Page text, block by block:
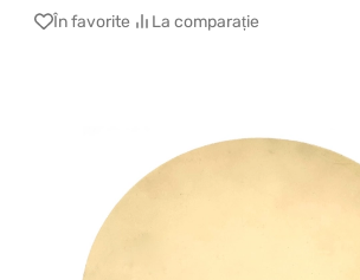
În favorite La comparație